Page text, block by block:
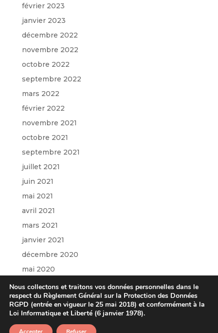
février 2023
janvier 2023
décembre 2022
novembre 2022
octobre 2022
septembre 2022
mars 2022
février 2022
novembre 2021
octobre 2021
septembre 2021
juillet 2021
juin 2021
mai 2021
avril 2021
mars 2021
janvier 2021
décembre 2020
mai 2020
mars 2020
janvier 2020
octobre 2019
Nous collectons et traitons vos données personnelles dans le
respect du Règlement Général sur la Protection des Données
RGPD (entrée en vigueur le 25 mai 2018) et conformément à la
Loi Informatique et Liberté (6 janvier 1978).